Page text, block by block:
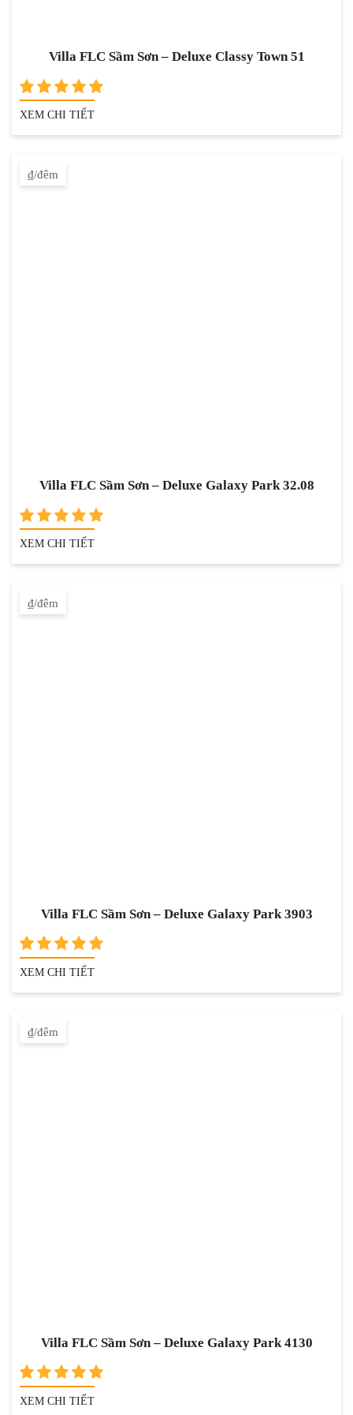
Villa FLC Sầm Sơn – Deluxe Classy Town 51
XEM CHI TIẾT
₫/đêm
Villa FLC Sầm Sơn – Deluxe Galaxy Park 32.08
XEM CHI TIẾT
₫/đêm
Villa FLC Sầm Sơn – Deluxe Galaxy Park 3903
XEM CHI TIẾT
₫/đêm
Villa FLC Sầm Sơn – Deluxe Galaxy Park 4130
XEM CHI TIẾT